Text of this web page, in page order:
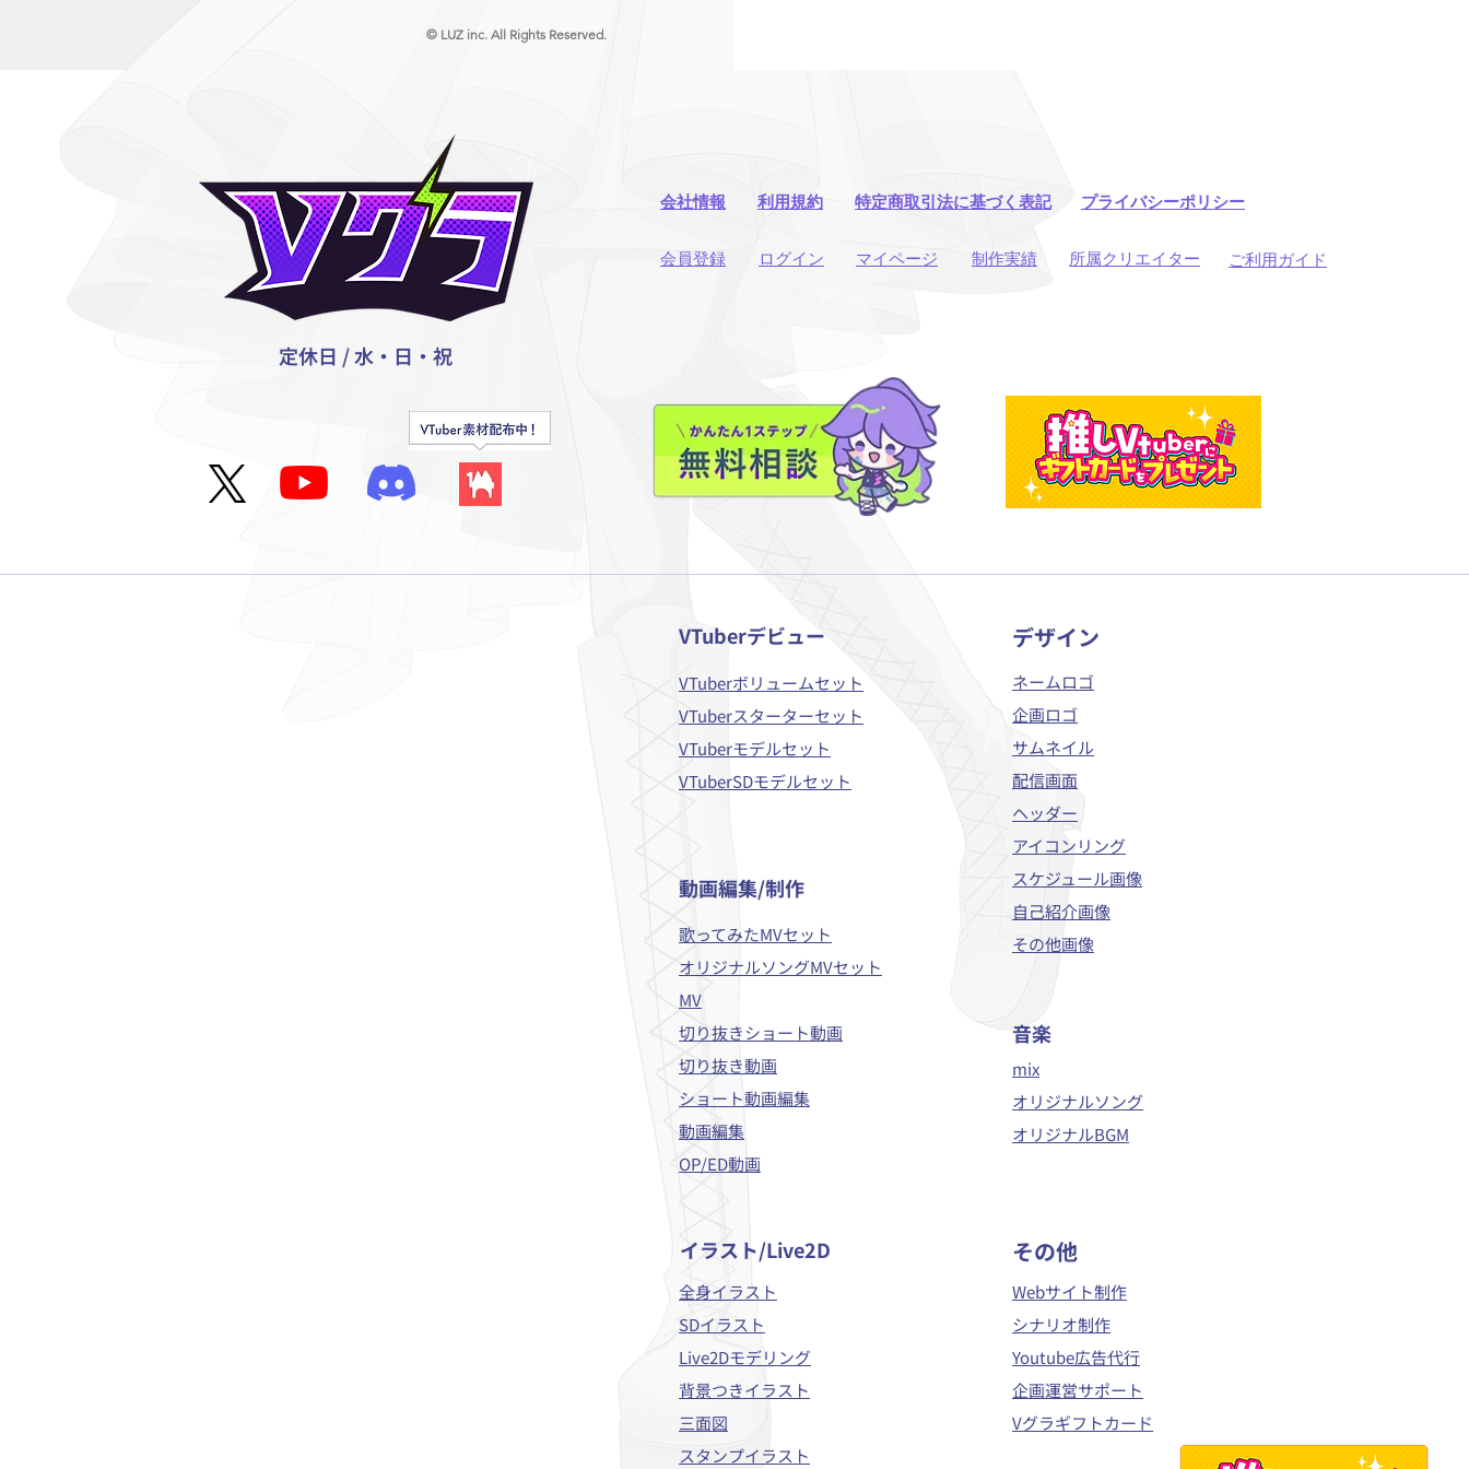
© LUZ inc. All Rights Reserved.
会社情報 利用規約 プライバシーポリシー
​特定商取引法に基づく表記
​会員登録 ​ログイン マイページ 制作実績 所属クリエイター ご利用ガイド
定休日 / 水・日・祝
VTuberデビュー
VTuberボリュームセット
VTuberスターターセット
VTuberモデルセット
VTuberSDモデルセット
​動画編集/制作
歌ってみたMVセット
オリジナルソングMVセット
MV
切り抜きショート動画
切り抜き動画
ショート動画編集
動画編集
OP/ED動画
​デザイン
ネームロゴ
企画ロゴ
サムネイル
配信画面
ヘッダー
アイコンリング
スケジュール画像
自己紹介画像
その他画像
音楽
mix
オリジナルソング
オリジナルBGM
イラスト/Live2D
全身イラスト
SDイラスト
Live2Dモデリング
背景つきイラスト
三面図
スタンプイラスト
​その他
Webサイト制作
シナリオ制作
Youtube広告代行
企画運営サポート
Vグラギフトカード